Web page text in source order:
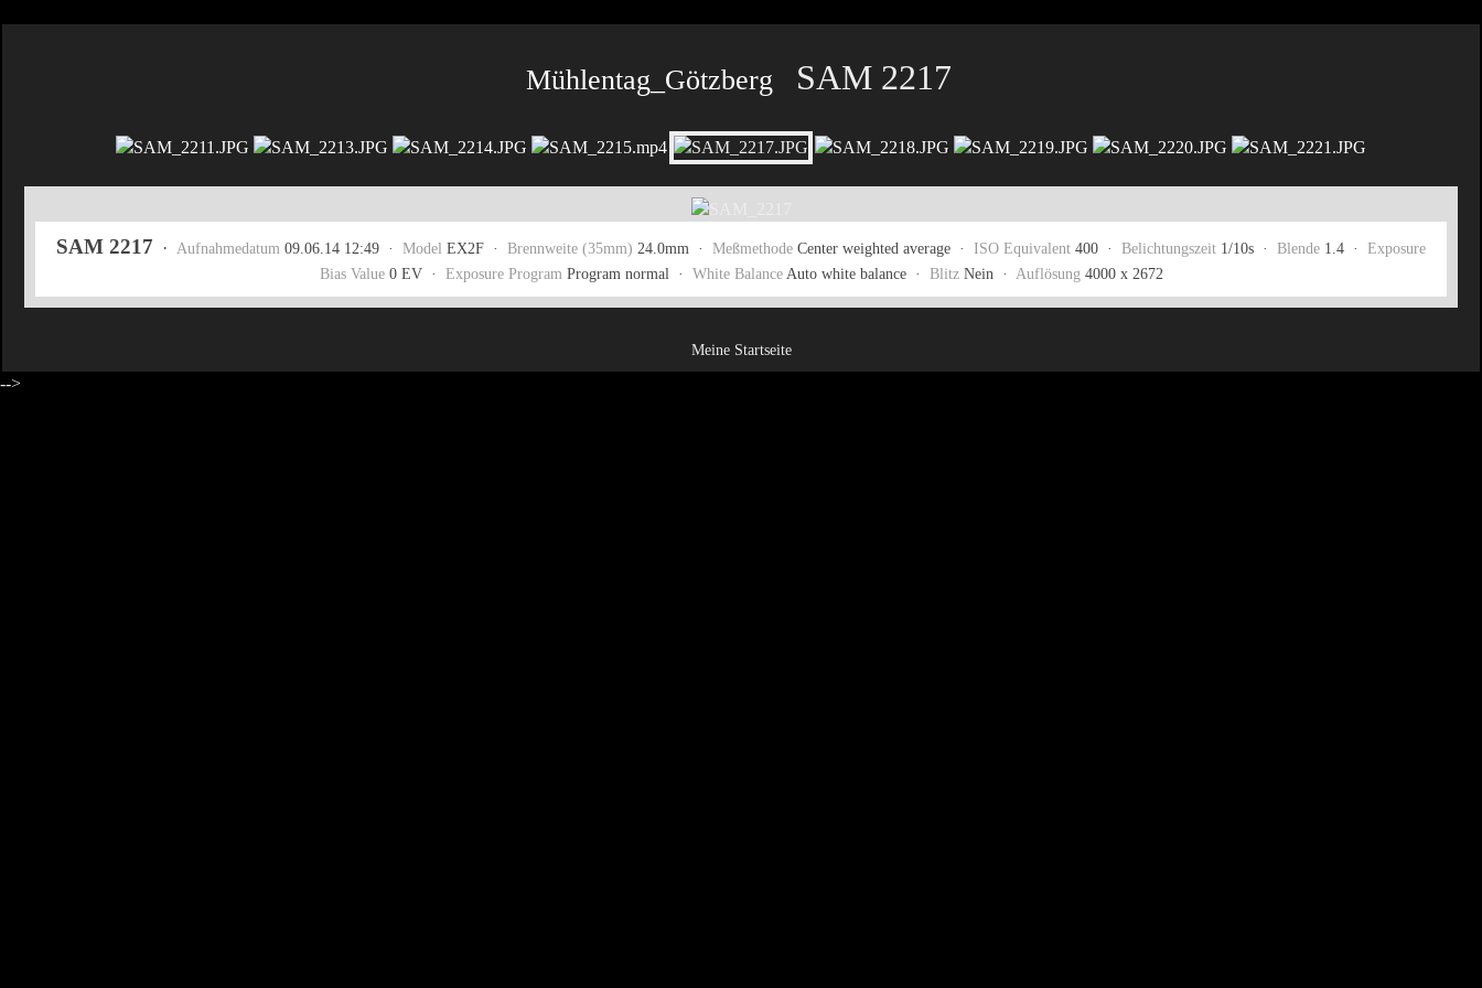
Mühlentag_Götzberg SAM 2217
SAM 2217 · Aufnahmedatum 09.06.14 12:49 · Model EX2F · Brennweite (35mm) 24.0mm · Meßmethode Center weighted average · ISO Equivalent 400 · Belichtungszeit 1/10s · Blende 1.4 · Exposure
Bias Value0 EV · Exposure Program Program normal · White BalanceAuto white balance · BlitzNein · Auflösung 4000 x 2672
Meine Startseite
-->